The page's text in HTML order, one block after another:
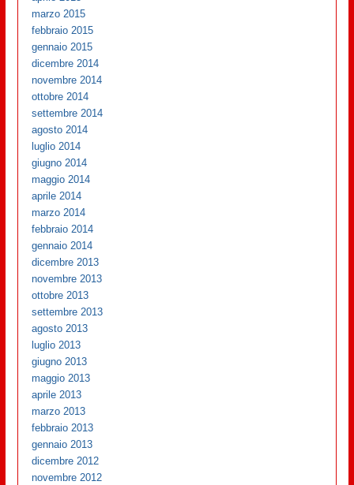
marzo 2015
febbraio 2015
gennaio 2015
dicembre 2014
novembre 2014
ottobre 2014
settembre 2014
agosto 2014
luglio 2014
giugno 2014
maggio 2014
aprile 2014
marzo 2014
febbraio 2014
gennaio 2014
dicembre 2013
novembre 2013
ottobre 2013
settembre 2013
agosto 2013
luglio 2013
giugno 2013
maggio 2013
aprile 2013
marzo 2013
febbraio 2013
gennaio 2013
dicembre 2012
novembre 2012